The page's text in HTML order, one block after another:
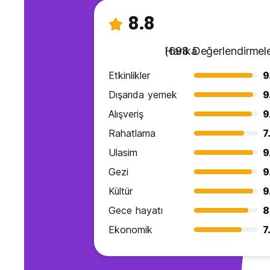
8.8
Harika
(698
Etkinlikler
Dışarıda yemek
Alışveriş
Rahatlama
Ulasim
Gezi
Kültür
Gece hayatı
Ekonomik